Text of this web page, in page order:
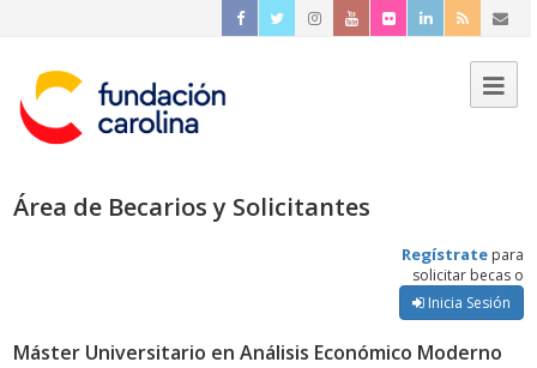
Área de Becarios y Solicitantes
Regístrate para
solicitar becas o
Inicia Sesión
Máster Universitario en Análisis Económico Moderno